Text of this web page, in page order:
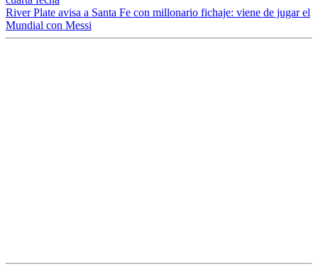
River Plate avisa a Santa Fe con millonario fichaje: viene de jugar el
Mundial con Messi